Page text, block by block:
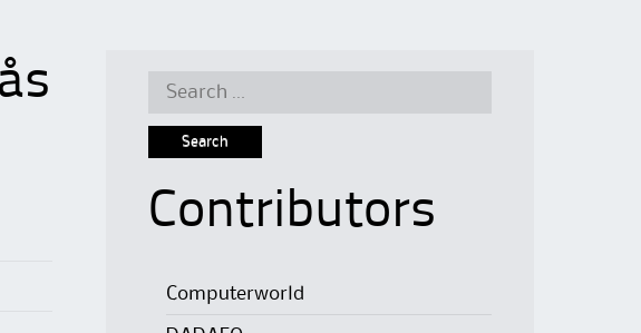
Search
Contributors
Computerworld